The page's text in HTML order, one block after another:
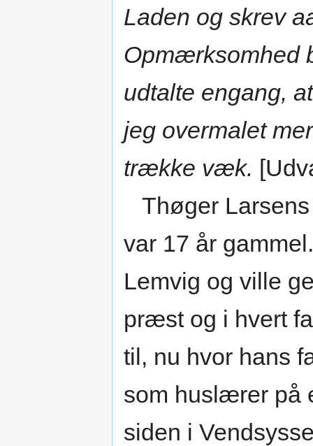
Laden og skrev
Opmærksomhed
udtalte engang,
jeg overmalet
trække væk.
Thøger
var 17 år
Lemvig og ville
præst og i hvert
til, nu hvor hans
som huslærer på
siden i